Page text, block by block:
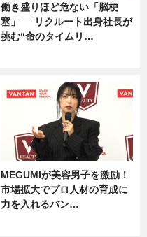
働き盛りほど危ない「脳梗
塞」──リクルート出身社長が
挑む“命のタイムリ…
MEGUMIが美容男子を激励！
市場拡大でプロ人材の育成に
力を入れるバン…